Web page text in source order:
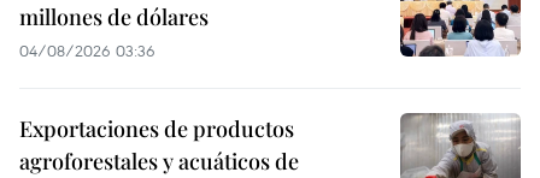
millones de dólares
04/08/2026 03:36
Exportaciones de productos
agroforestales y acuáticos de